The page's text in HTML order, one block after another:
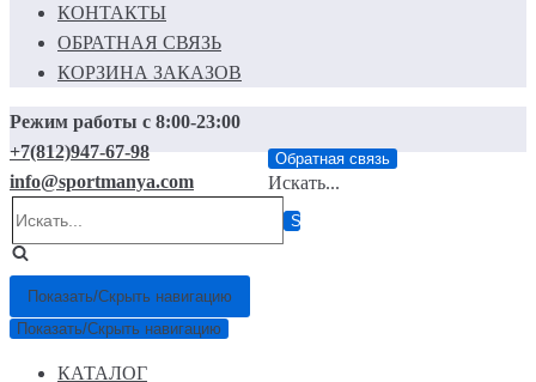
КОНТАКТЫ
ОБРАТНАЯ СВЯЗЬ
КОРЗИНА ЗАКАЗОВ
Режим работы с 8:00-23:00
+7(812)947-67-98
info@sportmanya.com
Обратная связь
Искать...
Показать/Скрыть навигацию
Показать/Скрыть навигацию
КАТАЛОГ